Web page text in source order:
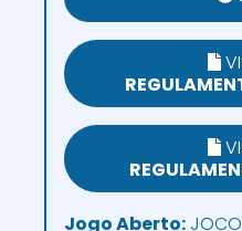
Jogo Aberto: